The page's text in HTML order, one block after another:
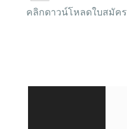
คลิกดาวน์โหลดใบสมัคร